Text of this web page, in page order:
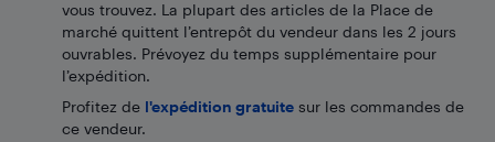
vous trouvez. La plupart des articles de la Place de
marché quittent l’entrepôt du vendeur dans les 2 jours
ouvrables. Prévoyez du temps supplémentaire pour
l’expédition.
Profitez de l'expédition gratuite sur les commandes de
ce vendeur.